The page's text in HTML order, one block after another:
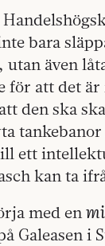
bara
även
för att det
den ska
ett
kan ta
med en
Galeasen i